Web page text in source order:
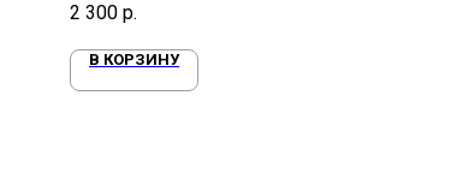
2 300 р.
В КОРЗИНУ